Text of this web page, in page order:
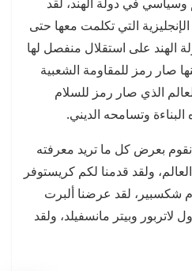
التي تكلمت معها حتى
دولة الهند على استقلال منفصل لها
صار رمز للمقاومة الشعبية
الذي صار رمز للسلام
وتسامحه الديني.
بعرض كل ما تريد معرفته
العالم، ولقد قدمنا لكم كريستوفر
شكسبير، لقد عرضنا ألبرت
لاتربور وبيتر مانسفيلد، ولقد